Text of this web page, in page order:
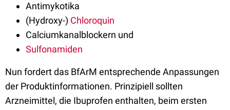
Antimykotika
(Hydroxy-) Chloroquin
Calciumkanalblockern und
Sulfonamiden
Nun fordert das BfArM entsprechende Anpassungen
der Produktinformationen. Prinzipiell sollten
Arzneimittel, die Ibuprofen enthalten, beim ersten